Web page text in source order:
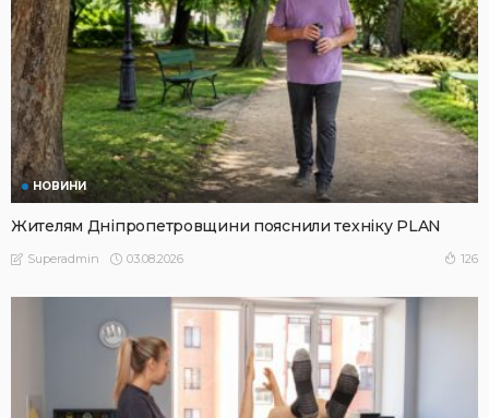
НОВИНИ
Жителям Дніпропетровщини пояснили техніку PLAN
Superadmin 03.08.2026 126